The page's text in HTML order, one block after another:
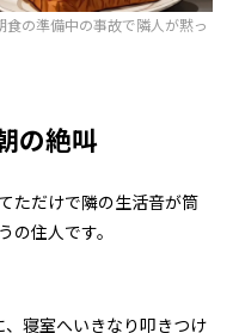
の準備中の事故で隣人が黙っ
の絶叫
ただけで隣の生活音が筒
住人です。
寝室へいきなり叩きつけ